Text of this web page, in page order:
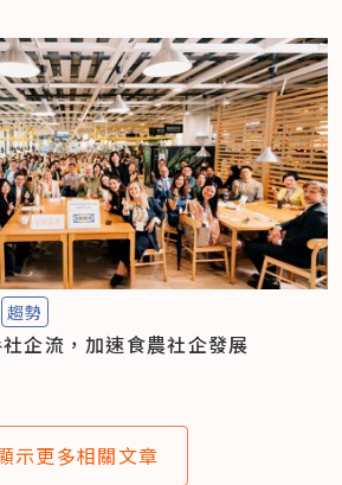
趨勢
企流，加速食農社企發展
示更多相關文章